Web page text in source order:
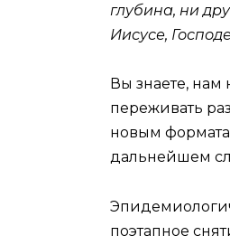
глубина, ни
Иисусе,
Вы знаете,
переживать
новым
дальнейшем
поэтапное